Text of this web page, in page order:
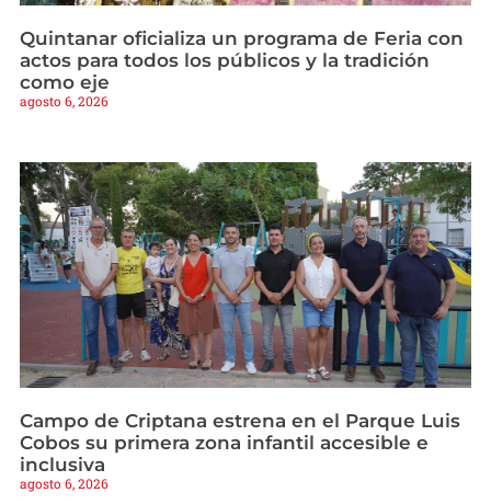
Quintanar oficializa un programa de Feria con
actos para todos los públicos y la tradición
como eje
agosto 6, 2026
Campo de Criptana estrena en el Parque Luis
Cobos su primera zona infantil accesible e
inclusiva
agosto 6, 2026